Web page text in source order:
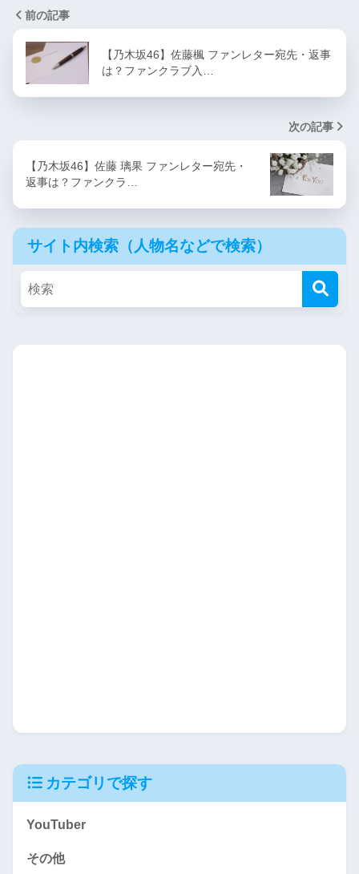
前の記事
【乃木坂46】佐藤楓 ファンレター宛先・返事
は？ファンクラブ入…
次の記事
【乃木坂46】佐藤 璃果 ファンレター宛先・
返事は？ファンクラ…
サイト内検索（人物名などで検索）
カテゴリで探す
YouTuber
その他